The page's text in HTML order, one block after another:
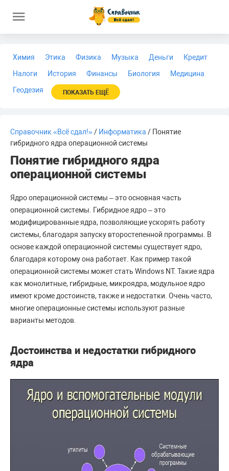
Химия Этика Физика Музыка Деньги
Кредит
Налоги
История Финансы Биология
Медицина
Геодезия
ПОКАЗАТЬ ЕЩЁ
Справочник «Всё сдал!»/ Информатика / Понятие
гибридного ядра операционной системы
Понятие гибридного ядра
операционной системы
Ядро операционной системы – это основная часть
операционной системы. Гибридное ядро – это
модифицированные ядра, позволяющие ускорять работу
системы, благодаря запуску второстепенной программы. В
основе каждой операционной системы существует ядро,
благодаря которому она работает. Как пример такой
операционной системы может стать Windows NT. Такие ядра
как монолитные, гибридные, микроядра, модульное ядро
имеют кроме достоинств, также и недостатки. Очень часто,
многие операционные системы используют разные
варианты методов.
Достоинства и недостатки гибридного
ядра